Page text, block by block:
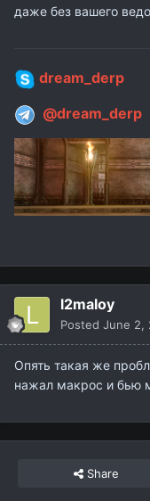
даже без вашего
dream_derp
@dream_derp
l2maloy
Posted June 2,
Опять такая же
нажал макрос и бью
Share